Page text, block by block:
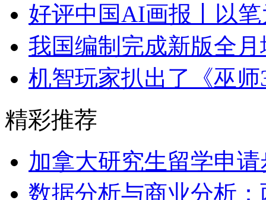
好评中国AI画报丨以
我国编制完成新版全
机智玩家扒出了《巫
精彩推荐
加拿大研究生留学申请
数据分析与商业分析